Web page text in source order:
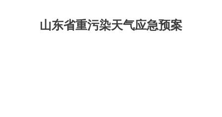
山东省重污染天气应急预案